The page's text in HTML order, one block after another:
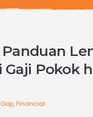
Gaji Pokok
Gaji, Financial